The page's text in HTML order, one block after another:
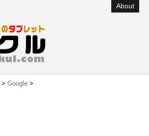
About
> Google >